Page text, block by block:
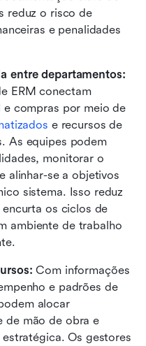
reduz o risco de
e penalidades
ERM conectam
e recursos de
As equipes podem
monitorar o
alinhar-se a objetivos
sistema. Isso reduz
os ciclos de
ambiente de trabalho
Com informações
e padrões de
alocar
de mão de obra e
Os gestores